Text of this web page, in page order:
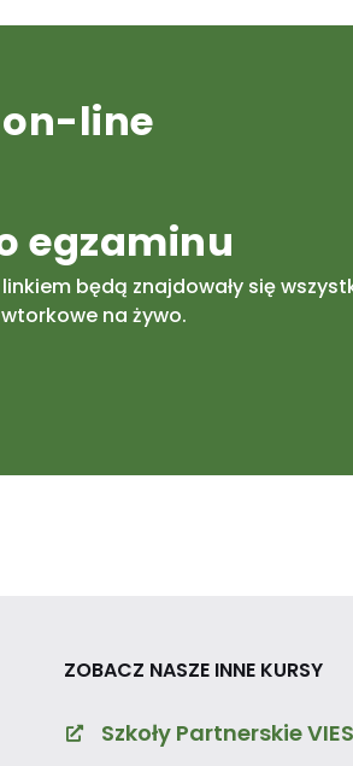
on-line
egzaminu
będą znajdowały się
na żywo.
ZOBACZ NASZE INNE KURSY
Szkoły Partnerskie